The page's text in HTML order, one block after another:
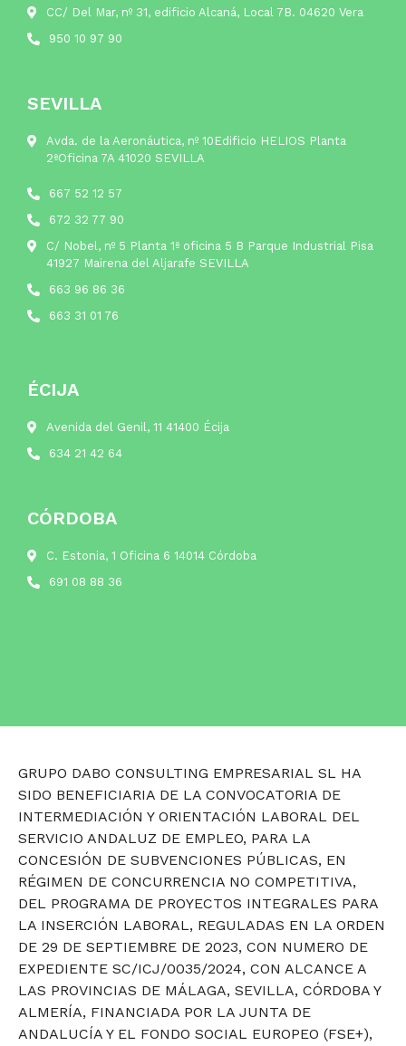
CC/ Del Mar, nº 31, edificio Alcaná, Local 7B. 04620 Vera
950 10 97 90
SEVILLA
Avda. de la Aeronáutica, nº 10Edificio HELIOS Planta
2ªOficina 7A 41020 SEVILLA
667 52 12 57
672 32 77 90
C/ Nobel, nº 5 Planta 1ª oficina 5 B Parque Industrial Pisa
41927 Mairena del Aljarafe SEVILLA
663 96 86 36
663 31 01 76
ÉCIJA
Avenida del Genil, 11 41400 Écija
634 21 42 64
CÓRDOBA
C. Estonia, 1 Oficina 6 14014 Córdoba
691 08 88 36
GRUPO DABO CONSULTING EMPRESARIAL SL HA
SIDO BENEFICIARIA DE LA CONVOCATORIA DE
INTERMEDIACIÓN Y ORIENTACIÓN LABORAL DEL
SERVICIO ANDALUZ DE EMPLEO, PARA LA
CONCESIÓN DE SUBVENCIONES PÚBLICAS, EN
RÉGIMEN DE CONCURRENCIA NO COMPETITIVA,
DEL PROGRAMA DE PROYECTOS INTEGRALES PARA
LA INSERCIÓN LABORAL, REGULADAS EN LA ORDEN
DE 29 DE SEPTIEMBRE DE 2023, CON NUMERO DE
EXPEDIENTE SC/ICJ/0035/2024, CON ALCANCE A
LAS PROVINCIAS DE MÁLAGA, SEVILLA, CÓRDOBA Y
ALMERÍA, FINANCIADA POR LA JUNTA DE
ANDALUCÍA Y EL FONDO SOCIAL EUROPEO (FSE+),